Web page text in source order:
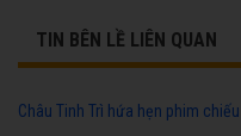
TIN BÊN LỀ LIÊN QUAN
Châu Tinh Trì hứa hẹn phim